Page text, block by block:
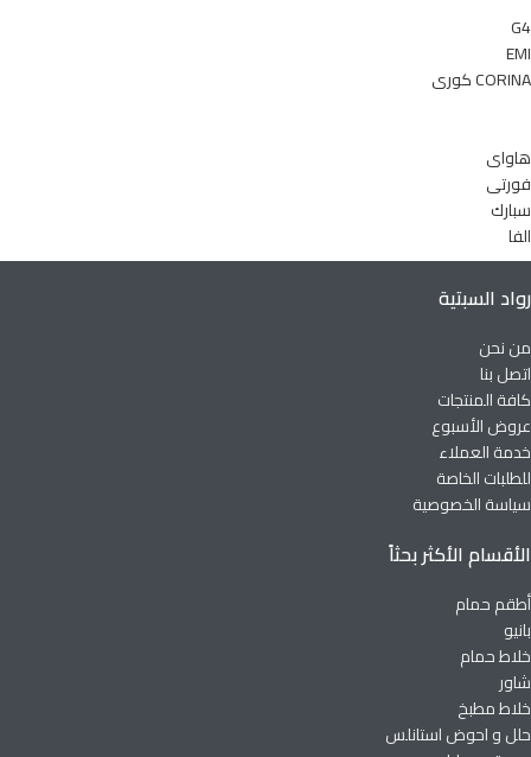
G4
EMI
CORINA كورى
هاواى
فورتى
سبارك
الفا
رواد السبتية
من نحن
اتصل بنا
كافة المنتجات
عروض الأسبوع
خدمة العملاء
للطلبات الخاصة
سياسة الخصوصية
الأقسام الأكثر بحثاً
أطقم حمام
بانيو
خلاط حمام
شاور
خلاط مطبخ
حلل و احوض استانلس